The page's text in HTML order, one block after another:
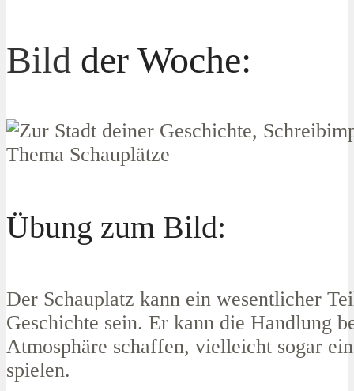
Bild der Woche:
Übung zum Bild:
Der Schauplatz kann ein wesentlicher
Geschichte sein. Er kann die Handlung
Atmosphäre schaffen, vielleicht sogar
spielen.